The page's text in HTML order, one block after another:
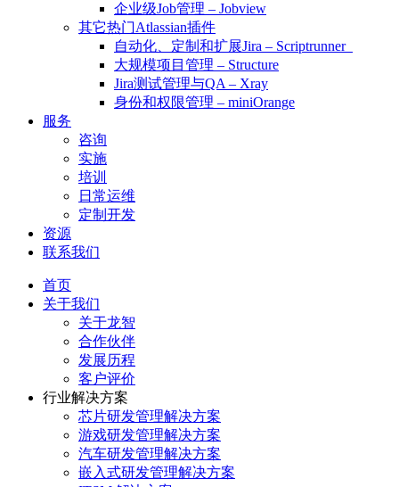
企业级Job管理 – Jobview
其它热门Atlassian插件
自动化、定制和扩展Jira – Scriptrunner
大规模项目管理 – Structure
Jira测试管理与QA – Xray
身份和权限管理 – miniOrange
服务
咨询
实施
培训
日常运维
定制开发
资源
联系我们
首页
关于我们
关于龙智
合作伙伴
发展历程
客户评价
行业解决方案
芯片研发管理解决方案
游戏研发管理解决方案
汽车研发管理解决方案
嵌入式研发管理解决方案